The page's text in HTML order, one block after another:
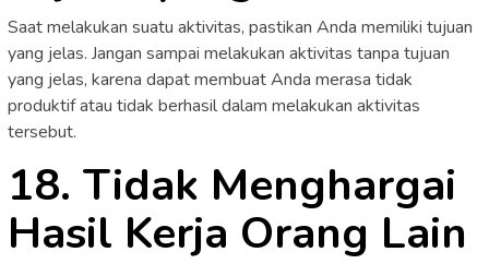
Saat melakukan suatu aktivitas, pastikan Anda memiliki tujuan
yang jelas. Jangan sampai melakukan aktivitas tanpa tujuan
yang jelas, karena dapat membuat Anda merasa tidak
produktif atau tidak berhasil dalam melakukan aktivitas
tersebut.
18. Tidak Menghargai
Hasil Kerja Orang Lain